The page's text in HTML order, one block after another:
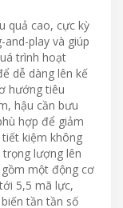
quả cao, cực kỳ
play và giúp
trình hoạt
dễ dàng lên kế
hướng tiêu
hậu cần bưu
hợp để giảm
kiệm không
lượng lên
một động cơ
5,5 mã lực,
tần tần số